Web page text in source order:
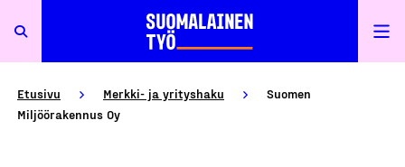
Etusivu Merkki- ja yrityshaku
Suomen
Miljöörakennus Oy